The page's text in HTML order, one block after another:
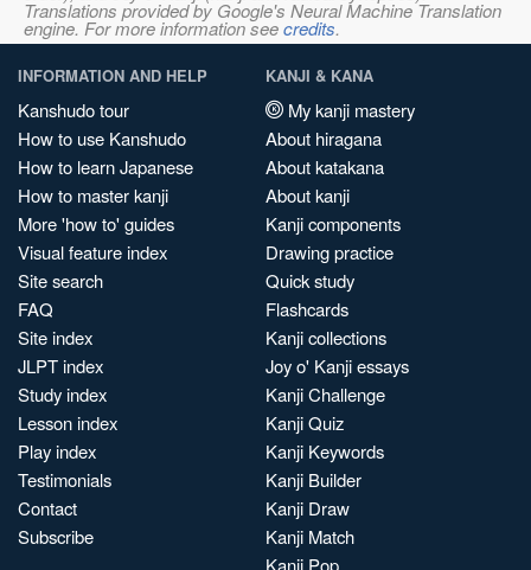
Translations provided by Google's Neural Machine Translation
engine. For more information seecredits.
INFORMATION AND HELP
Kanshudo tour
How to use Kanshudo
How to learn Japanese
How to master kanji
More 'how to' guides
Visual feature index
Site search
FAQ
Site index
JLPT index
Study index
Lesson index
Play index
Testimonials
Contact
Subscribe
KANJI & KANA
My kanji mastery
About hiragana
About katakana
About kanji
Kanji components
Drawing practice
Quick study
Flashcards
Kanji collections
Joy o' Kanji essays
Kanji Challenge
Kanji Quiz
Kanji Keywords
Kanji Builder
Kanji Draw
Kanji Match
Kanji Pop